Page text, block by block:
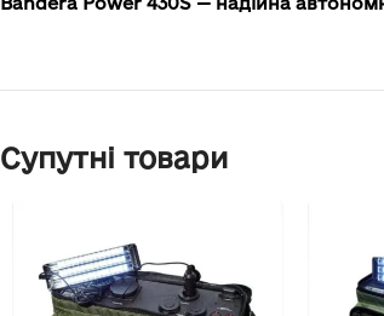
Супутні товари